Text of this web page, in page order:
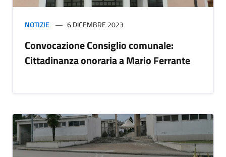
NOTIZIE 6 DICEMBRE 2023
Convocazione Consiglio comunale:
Cittadinanza onoraria a Mario Ferrante